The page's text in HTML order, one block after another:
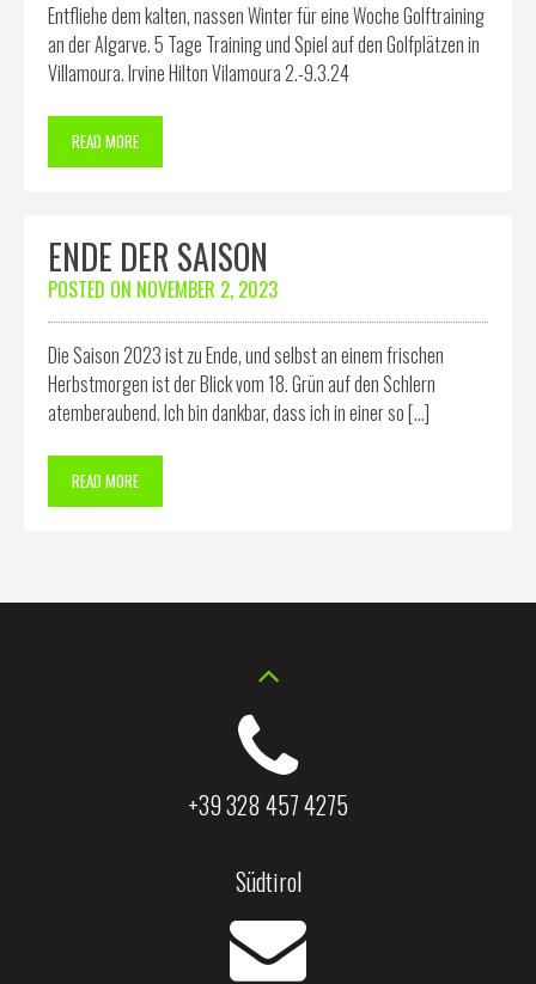
Entfliehe dem kalten, nassen Winter für eine Woche Golftraining
an der Algarve. 5 Tage Training und Spiel auf den Golfplätzen in
Villamoura. Irvine Hilton Vilamoura 2.-9.3.24
READ MORE
ENDE DER SAISON
POSTED ON NOVEMBER 2, 2023
Die Saison 2023 ist zu Ende, und selbst an einem frischen
Herbstmorgen ist der Blick vom 18. Grün auf den Schlern
atemberaubend. Ich bin dankbar, dass ich in einer so […]
READ MORE
+39 328 457 4275
Südtirol